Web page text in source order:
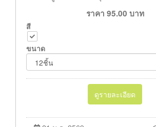
ราคา 95.00 บาท
สี
ขนาด
ดูรายละเอียด